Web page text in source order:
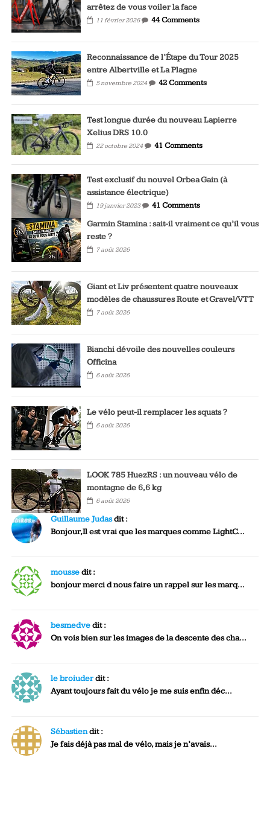
arrêtez de vous voiler la face
11 février 2026 44 Comments
Reconnaissance de l’Étape du Tour 2025
entre Albertville et La Plagne
5 novembre 2024 42 Comments
Test longue durée du nouveau Lapierre
Xelius DRS 10.0
22 octobre 2024 41 Comments
Test exclusif du nouvel Orbea Gain (à
assistance électrique)
19 janvier 2023
41 Comments
Garmin Stamina : sait-il vraiment ce qu’il vous
reste ?
7 août 2026
Giant et Liv présentent quatre nouveaux
modèles de chaussures Route et Gravel/VTT
7 août 2026
Bianchi dévoile des nouvelles couleurs
Officina
6 août 2026
Le vélo peut-il remplacer les squats ?
6 août 2026
LOOK 785 HuezRS : un nouveau vélo de
montagne de 6,6 kg
6 août 2026
Guillaume Judasdit :
Bonjour,Il est vrai que les marques comme LightC...
moussedit :
bonjour merci d nous faire un rappel sur les marq...
besmedvedit :
On vois bien sur les images de la descente des cha...
le broiuderdit :
Ayant toujours fait du vélo je me suis enfin déc...
Sébastiendit :
Je fais déjà pas mal de vélo, mais je n’avais...